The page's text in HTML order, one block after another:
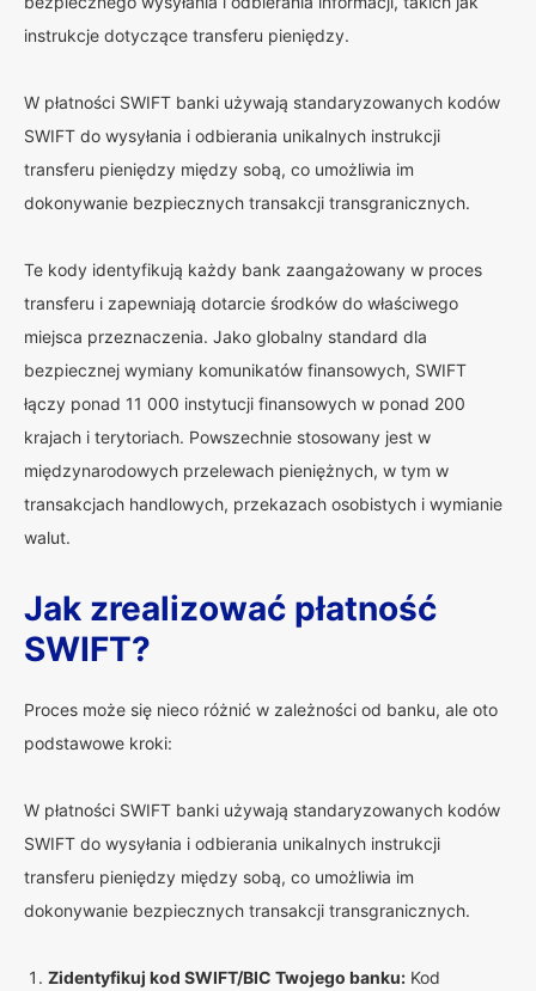
instrukcje dotyczące transferu pieniędzy.
W płatności SWIFT banki używają standaryzowanych kodów
SWIFT do wysyłania i odbierania unikalnych instrukcji
transferu pieniędzy między sobą, co umożliwia im
dokonywanie bezpiecznych transakcji transgranicznych.
Te kody identyfikują każdy bank zaangażowany w proces
transferu i zapewniają dotarcie środków do właściwego
miejsca przeznaczenia. Jako globalny standard dla
bezpiecznej wymiany komunikatów finansowych, SWIFT
łączy ponad 11 000 instytucji finansowych w ponad 200
krajach i terytoriach. Powszechnie stosowany jest w
międzynarodowych przelewach pieniężnych, w tym w
transakcjach handlowych, przekazach osobistych i wymianie
walut.
Jak zrealizować płatność
SWIFT?
Proces może się nieco różnić w zależności od banku, ale oto
podstawowe kroki:
W płatności SWIFT banki używają standaryzowanych kodów
SWIFT do wysyłania i odbierania unikalnych instrukcji
transferu pieniędzy między sobą, co umożliwia im
dokonywanie bezpiecznych transakcji transgranicznych.
Zidentyfikuj kod SWIFT/BIC Twojego banku: Kod